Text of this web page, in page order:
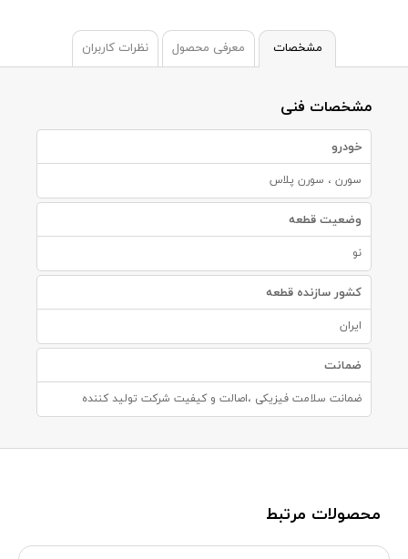
مشخصات معرفی محصول نظرات کاربران
مشخصات فنی
خودرو
سورن ، سورن پلاس
وضعیت قطعه
نو
کشور سازنده قطعه
ایران
ضمانت
ضمانت سلامت فیزیکی ،اصالت و کیفیت شرکت تولید کننده
محصولات مرتبط